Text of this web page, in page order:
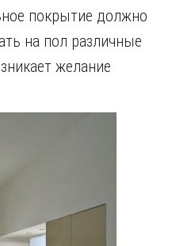
покрытие должно
на пол различные
желание